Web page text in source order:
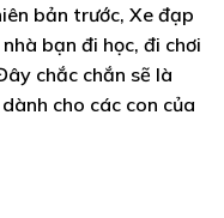
bản trước, Xe đạp
bạn đi học, đi chơi
chắc chắn sẽ là
cho các con của